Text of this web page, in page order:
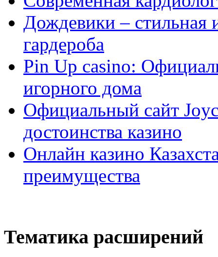
Дождевики – стильная
гардероба
Pin Up casino:
игорного дома
Официальный сайт
достоинства казино
Онлайн казино
преимущества
Тематика расширений